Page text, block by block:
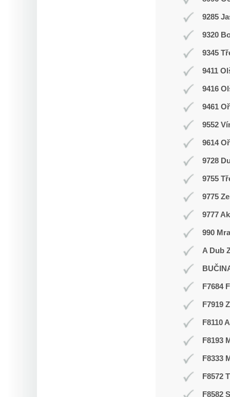
9285
9320
9345
9411
9416
9461
9552
9614
9728
9755
9775
9777
990
A Dub
F7684
F7919
F8110
F8193
F8333
F8572
F8582